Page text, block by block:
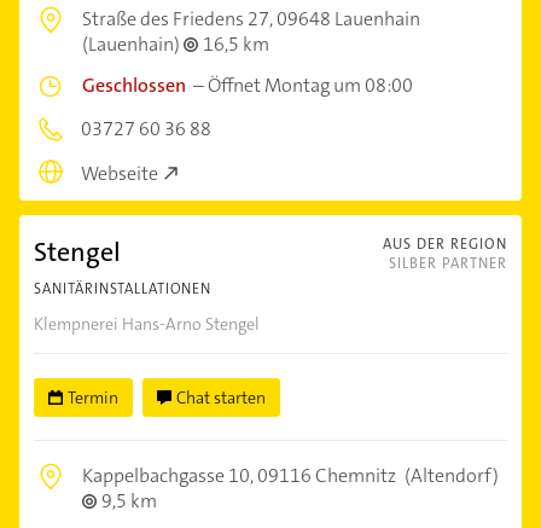
Straße des Friedens 27,09648 Lauenhain
(Lauenhain)
16,5 km
Geschlossen –Öffnet Montag um 08:00
03727 60 36 88
Webseite
AUS DER REGION
SILBER PARTNER
Stengel
SANITÄRINSTALLATIONEN
Klempnerei Hans-Arno Stengel
Termin Chat starten
Kappelbachgasse 10,09116 Chemnitz (Altendorf)
9,5 km